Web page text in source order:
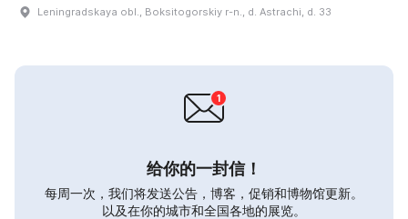
Leningradskaya obl., Boksitogorskiy r-n., d. Astrachi, d. 33
给你的一封信！
每周一次，我们将发送公告，博客，促销和博物馆更新。
以及在你的城市和全国各地的展览。